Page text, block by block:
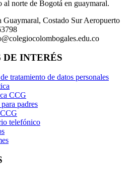
al norte de Bogotá en guaymaral.
Guaymaral, Costado Sur Aeropuerto
DE INTERÉS
tratamiento de datos personales
CCG
padres
telefónico